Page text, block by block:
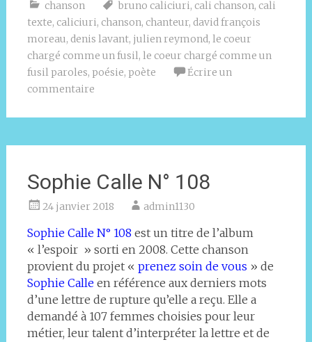
chanson bruno caliciuri, cali chanson, cali
texte, caliciuri, chanson, chanteur, david françois
moreau, denis lavant, julien reymond, le coeur
chargé comme un fusil, le coeur chargé comme un
fusil paroles, poésie, poète
Écrire un
commentaire
Sophie Calle N° 108
24 janvier 2018 admin1130
Sophie Calle N° 108 est un titre de l’album
« l’espoir » sorti en 2008. Cette chanson
provient du projet « prenez soin de vous » de
Sophie Calleen référence aux derniers mots
d’une lettre de rupture qu’elle a reçu. Elle a
demandé à 107 femmes choisies pour leur
métier, leur talent d’interpréter la lettre et de